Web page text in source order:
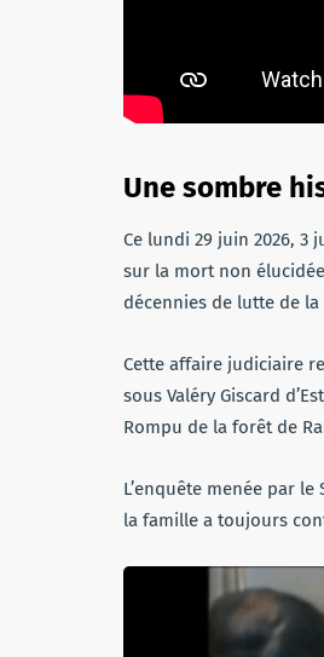
Une sombre
Ce lundi 29 juin 2026, 3
sur la mort non
décennies de lutte de
Cette affaire judiciaire
sous Valéry Giscard
Rompu de la forêt de
L’enquête menée par
la famille a toujours